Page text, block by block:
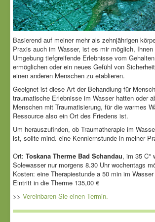
Basierend auf meiner mehr als zehnjährigen
Praxis auch im Wasser, ist es mir möglich, Ihnen
Umgebung tiefgreifende Erlebnisse vom
ermöglichen oder ein neues Gefühl von
einen anderen Menschen zu etablieren.
Geeignet ist diese Art der Behandlung für
traumatische Erlebnisse im Wasser hatten oder
Menschen mit Traumatisierung, für die warmes
Ressource also ein Ort des Friedens ist.
Um herauszufinden, ob Traumatherapie im
ist, sollte mind. eine Kennlernstunde in meiner
Ort: Toskana Therme Bad Schandau, im 35 C°
Solewasser nur morgens 8.30 Uhr wochentags
Kosten: eine Therapiestunde a 50 min im
Eintritt in die Therme 135,00 €
>> Vereinbaren Sie einen Termin.